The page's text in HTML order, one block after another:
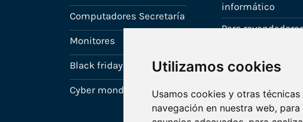
Utilizamos cookies
Usamos cookies y otras
navegación en nuestra web,
Computadores Secretaría
Monitores
Black friday
Cyber monday
informático
Para